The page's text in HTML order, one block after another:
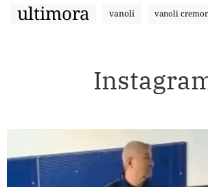
ultimora vanoli vanoli